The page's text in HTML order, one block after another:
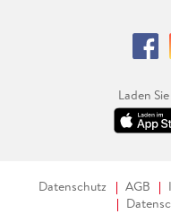
Laden
Datenschutz AGB